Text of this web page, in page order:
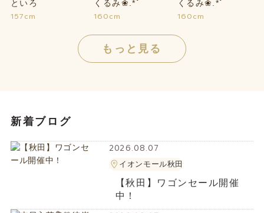
といろ
157cm
くるみ❀.*ﾟ
160cm
くるみ❀.*ﾟ
160cm
もっと見る
新着ブログ
2026.08.07
イオンモール秋田
【秋田】ワゴンセール開催
中！